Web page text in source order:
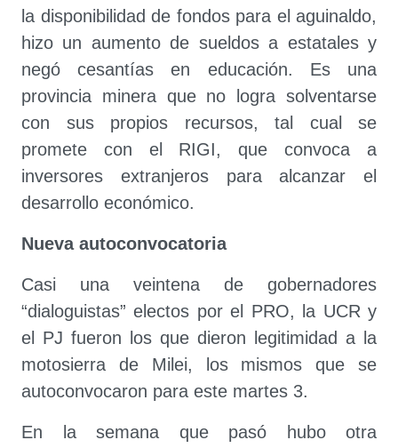
la disponibilidad de fondos para el aguinaldo,
hizo un aumento de sueldos a estatales y
negó cesantías en educación. Es una
provincia minera que no logra solventarse
con sus propios recursos, tal cual se
promete con el RIGI, que convoca a
inversores extranjeros para alcanzar el
desarrollo económico.
Nueva autoconvocatoria
Casi una veintena de gobernadores
“dialoguistas” electos por el PRO, la UCR y
el PJ fueron los que dieron legitimidad a la
motosierra de Milei, los mismos que se
autoconvocaron para este martes 3.
En la semana que pasó hubo otra